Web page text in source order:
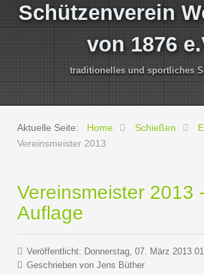
Schützenverein
von 1876
traditionelles und sportliches
Aktuelle Seite: Home Schießen
Vereinsmeister 2013
Vereinsmeister 2013
Auflage
Veröffentlicht: Donnerstag, 07. März 2013
Geschrieben von Jens Büther